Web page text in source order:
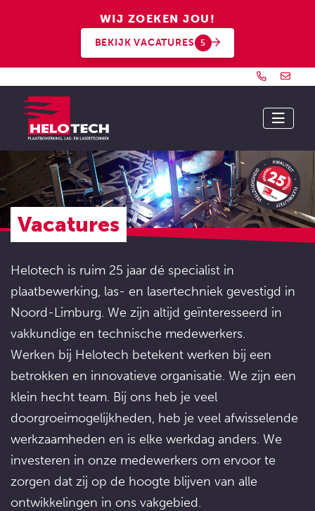
WIJ ZOEKEN JOU!
BEKIJK VACATURES 5
Vacatures
Helotech is ruim 25 jaar dé specialist in
plaatbewerking, las- en lasertechniek gevestigd in
Noord-Limburg. We zijn altijd geïnteresseerd in
vakkundige en technische medewerkers.
Werken bij Helotech betekent werken bij een
betrokken en innovatieve organisatie. We zijn een
klein hecht team. Bij ons heb je veel
doorgroeimogelijkheden, heb je veel afwisselende
werkzaamheden en is elke werkdag anders. We
investeren in onze medewerkers om ervoor te
zorgen dat zij op de hoogte blijven van alle
ontwikkelingen in ons vakgebied.